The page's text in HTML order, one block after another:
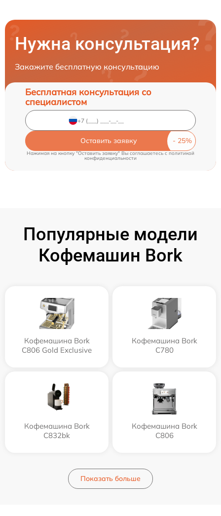
Нужна консультация?
Закажите бесплатную консультацию
Бесплатная консультация со
специалистом
Оставить заявку
Нажимая на кнопку "Оставить заявку" Вы соглашаетесь cполитикой
конфиденциальности
Популярные модели
Кофемашин Bork
Кофемашина Bork
C806 Gold Exclusive
Кофемашина Bork
C780
Кофемашина Bork
C832bk
Кофемашина Bork
C806
Показать больше